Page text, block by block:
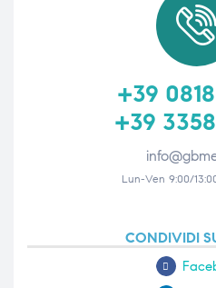
+39
+39
Lun-Ven 9:00/
CONDIVIDI